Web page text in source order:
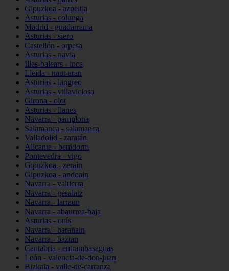
Gipuzkoa - azpeitia
Asturias - colunga
Madrid - guadarrama
Asturias - siero
Castellón - orpesa
Asturias - navia
Illes-balears - inca
Lleida - naut-aran
Asturias - langreo
Asturias - villaviciosa
Girona - olot
Asturias - llanes
Navarra - pamplona
Salamanca - salamanca
Valladolid - zaratán
Alicante - benidorm
Pontevedra - vigo
Gipuzkoa - zerain
Gipuzkoa - andoain
Navarra - valtierra
Navarra - gesalatz
Navarra - larraun
Navarra - abaurrea-baja
Asturias - onís
Navarra - barañain
Navarra - baztan
Cantabria - entrambasaguas
León - valencia-de-don-juan
Bizkaia - valle-de-carranza